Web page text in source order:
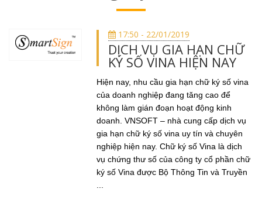
17:50 - 22/01/2019
DỊCH VỤ GIA HẠN CHỮ
KÝ SỐ VINA HIỆN NAY
Hiện nay, nhu cầu gia hạn chữ ký số vina
của doanh nghiệp đang tăng cao để
không làm gián đoạn hoạt động kinh
doanh. VNSOFT – nhà cung cấp dịch vụ
gia hạn chữ ký số vina uy tín và chuyên
nghiệp hiện nay. Chữ ký số Vina là dịch
vụ chứng thư số của công ty cổ phần chữ
ký số Vina được Bộ Thông Tin và Truyền
...